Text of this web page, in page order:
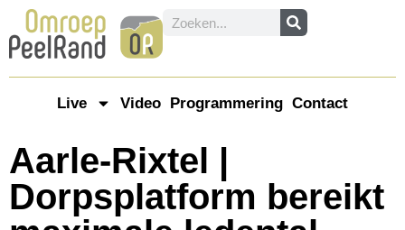
Live Video Programmering Contact
Aarle-Rixtel |
Dorpsplatform bereikt